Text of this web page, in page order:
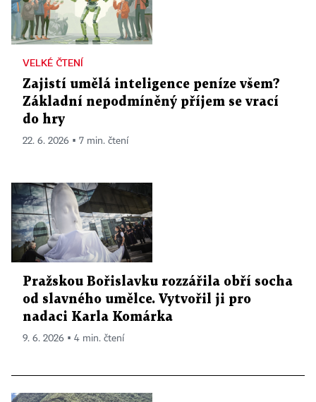
VELKÉ ČTENÍ
Zajistí umělá inteligence peníze všem?
Základní nepodmíněný příjem se vrací
do hry
22. 6. 2026 ▪ 7 min. čtení
Pražskou Bořislavku rozzářila obří socha
od slavného umělce. Vytvořil ji pro
nadaci Karla Komárka
9. 6. 2026 ▪ 4 min. čtení